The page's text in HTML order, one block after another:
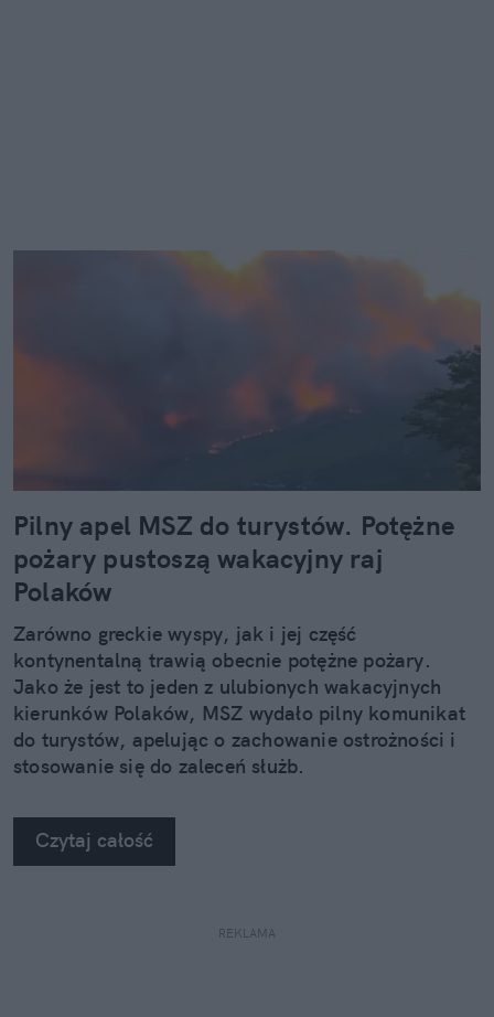
Pilny apel MSZ do turystów. Potężne
pożary pustoszą wakacyjny raj
Polaków
Zarówno greckie wyspy, jak i jej część
kontynentalną trawią obecnie potężne pożary.
Jako że jest to jeden z ulubionych wakacyjnych
kierunków Polaków, MSZ wydało pilny komunikat
do turystów, apelując o zachowanie ostrożności i
stosowanie się do zaleceń służb.
Czytaj całość
REKLAMA